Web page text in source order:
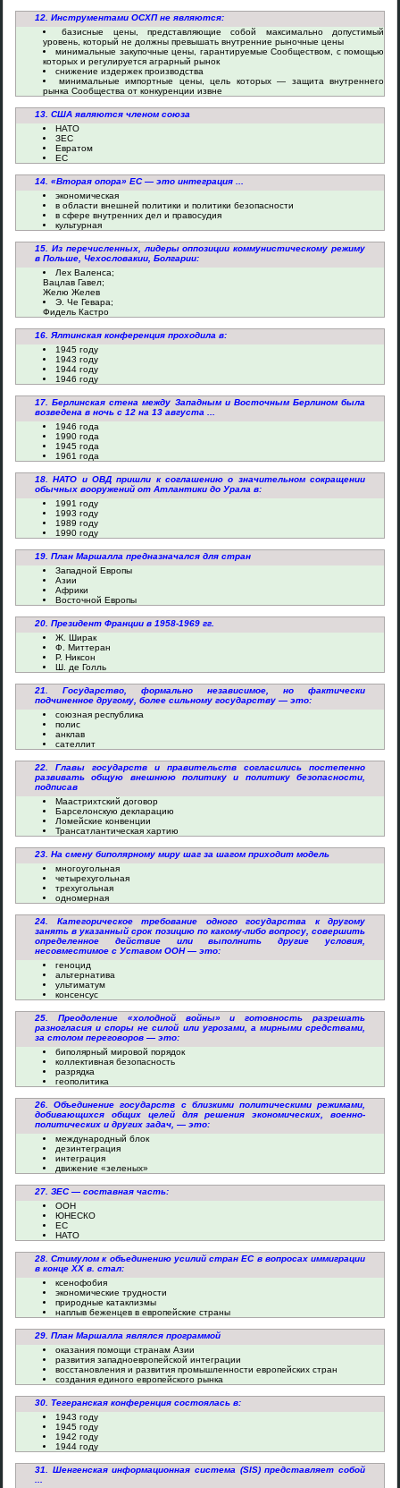
12. Инструментами ОСХП не являются:
базисные цены, представляющие собой максимально допустимый
уровень, который не должны превышать внутренние рыночные цены
минимальные закупочные цены, гарантируемые Сообществом, с помощью
которых и регулируется аграрный рынок
снижение издержек производства
минимальные импортные цены, цель которых — защита внутреннего
рынка Сообщества от конкуренции извне
13. США являются членом союза
НАТО
ЗЕС
Евратом
ЕС
14. «Вторая опора» ЕС — это интеграция ...
экономическая
в области внешней политики и политики безопасности
в сфере внутренних дел и правосудия
культурная
15. Из перечисленных, лидеры оппозиции коммунистическому режиму
в Польше, Чехословакии, Болгарии:
Лех Валенса;
Вацлав Гавел;
Желю Желев
Э. Че Гевара;
Фидель Кастро
16. Ялтинская конференция проходила в:
1945 году
1943 году
1944 году
1946 году
17. Берлинская стена между Западным и Восточным Берлином была
возведена в ночь с 12 на 13 августа ...
1946 года
1990 года
1945 года
1961 года
18. НАТО и ОВД пришли к соглашению о значительном сокращении
обычных вооружений от Атлантики до Урала в:
1991 году
1993 году
1989 году
1990 году
19. План Маршалла предназначался для стран
Западной Европы
Азии
Африки
Восточной Европы
20. Президент Франции в 1958-1969 гг.
Ж. Ширак
Ф. Миттеран
Р. Никсон
Ш. де Голль
21. Государство, формально независимое, но фактически
подчиненное другому, более сильному государству — это:
союзная республика
полис
анклав
сателлит
22. Главы государств и правительств согласились постепенно
развивать общую внешнюю политику и политику безопасности,
подписав
Маастрихтский договор
Барселонскую декларацию
Ломейские конвенции
Трансатлантическая хартию
23. На смену биполярному миру шаг за шагом приходит модель
многоугольная
четырехугольная
трехугольная
одномерная
24. Категорическое требование одного государства к другому
занять в указанный срок позицию по какому-либо вопросу, совершить
определенное действие или выполнить другие условия,
несовместимое с Уставом ООН — это:
геноцид
альтернатива
ультиматум
консенсус
25. Преодоление «холодной войны» и готовность разрешать
разногласия и споры не силой или угрозами, а мирными средствами,
за столом переговоров — это:
биполярный мировой порядок
коллективная безопасность
разрядка
геополитика
26. Объединение государств с близкими политическими режимами,
добивающихся общих целей для решения экономических, военно-
политических и других задач, — это:
международный блок
дезинтеграция
интеграция
движение «зеленых»
27. ЗЕС — составная часть:
ООН
ЮНЕСКО
ЕС
НАТО
28. Стимулом к объединению усилий стран ЕС в вопросах иммиграции
в конце ХХ в. стал:
ксенофобия
экономические трудности
природные катаклизмы
наплыв беженцев в европейские страны
29. План Маршалла являлся программой
оказания помощи странам Азии
развития западноевропейской интеграции
восстановления и развития промышленности европейских стран
создания единого европейского рынка
30. Тегеранская конференция состоялась в:
1943 году
1945 году
1942 году
1944 году
31. Шенгенская информационная система (SIS) представляет собой